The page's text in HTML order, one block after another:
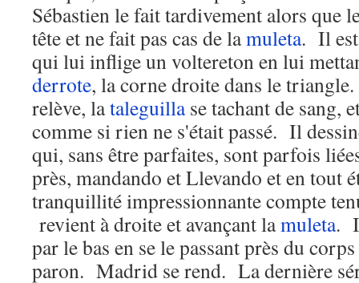
Sébastien le fait tardivement alors que
tête et ne fait pas cas de lamuleta. Il
qui lui inflige un voltereton en lui
derrote, la corne droite dans le
relève, lataleguillase tachant de sang,
comme si rien ne s'était passé. Il
qui, sans être parfaites, sont parfois
près, mandando et Llevando et en tout
tranquillité impressionnante compte
revient à droite et avançant lamuleta.
par le bas en se le passant près du
paron. Madrid se rend. La dernière